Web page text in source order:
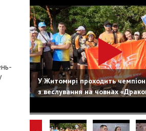
У Житомирі проходить
з веслування на човнах